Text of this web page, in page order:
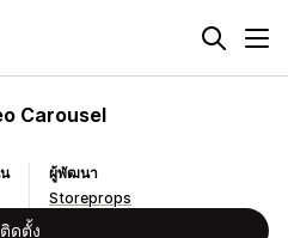
Carousel
ผู้พัฒนา
Storeprops
ติดตั้ง